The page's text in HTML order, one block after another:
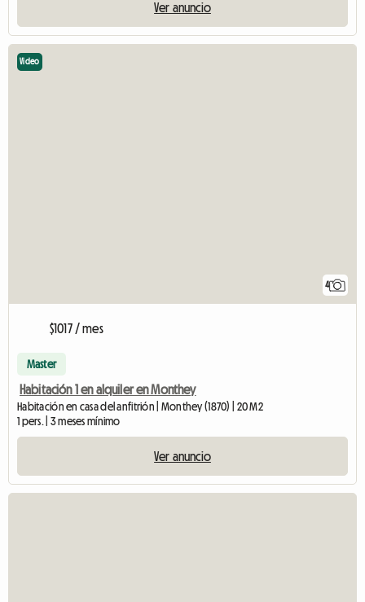
Ver anuncio
4
Video
$1017 / mes
Master
Habitación 1 en alquiler en Monthey
Habitación en casa del anfitrión | Monthey (1870) | 20 M2
1 pers. | 3 meses mínimo
Ver anuncio